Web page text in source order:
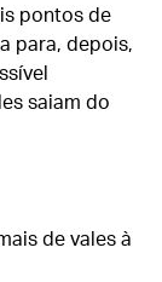
pontos de
para, depois,
saiam do
de vales à